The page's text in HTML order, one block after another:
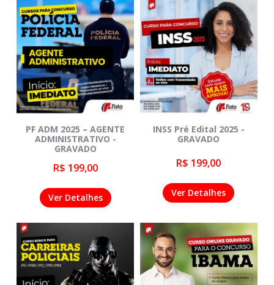
PF ADM 2025 – AGENTE
ADMINISTRATIVO -
GRAVADO
R$ 199,00
Ver Detalhes
INSS Pré Edital 2025 -
GRAVADO
R$ 199,00
Ver Detalhes